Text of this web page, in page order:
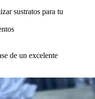
sustratos para tu
de un excelente